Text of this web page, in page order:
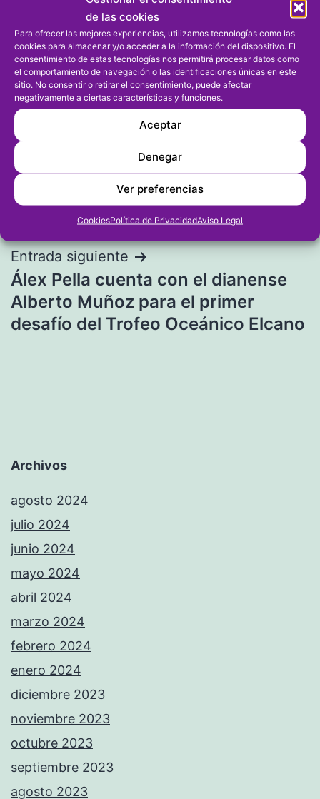
de las cookies
Para ofrecer las mejores experiencias, utilizamos tecnologías como las
cookies para almacenar y/o acceder a la información del dispositivo. El
consentimiento de estas tecnologías nos permitirá procesar datos como
el comportamiento de navegación o las identificaciones únicas en este
sitio. No consentir o retirar el consentimiento, puede afectar
negativamente a ciertas características y funciones.
Aceptar
Denegar
Ver preferencias
CookiesPolítica de PrivacidadAviso Legal
Navegación
de
entradas
Entrada anterior
El Cadeal será el club con mayor
representación en el slalom de
Albaida
Entrada siguiente
Álex Pella cuenta con el dianense
Alberto Muñoz para el primer
desafío del Trofeo Oceánico Elcano
Archivos
agosto 2024
julio 2024
junio 2024
mayo 2024
abril 2024
marzo 2024
febrero 2024
enero 2024
diciembre 2023
noviembre 2023
octubre 2023
septiembre 2023
agosto 2023